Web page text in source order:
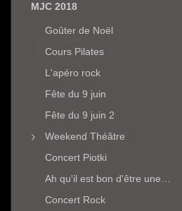
MJC 2018
Goûter de Noël
Cours Pilates
L'apéro rock
Fête du 9 juin
Fête du 9 juin 2
Weekend Théâtre
Concert Piotki
Ah qu'il est bon d'être une…
Concert Rock